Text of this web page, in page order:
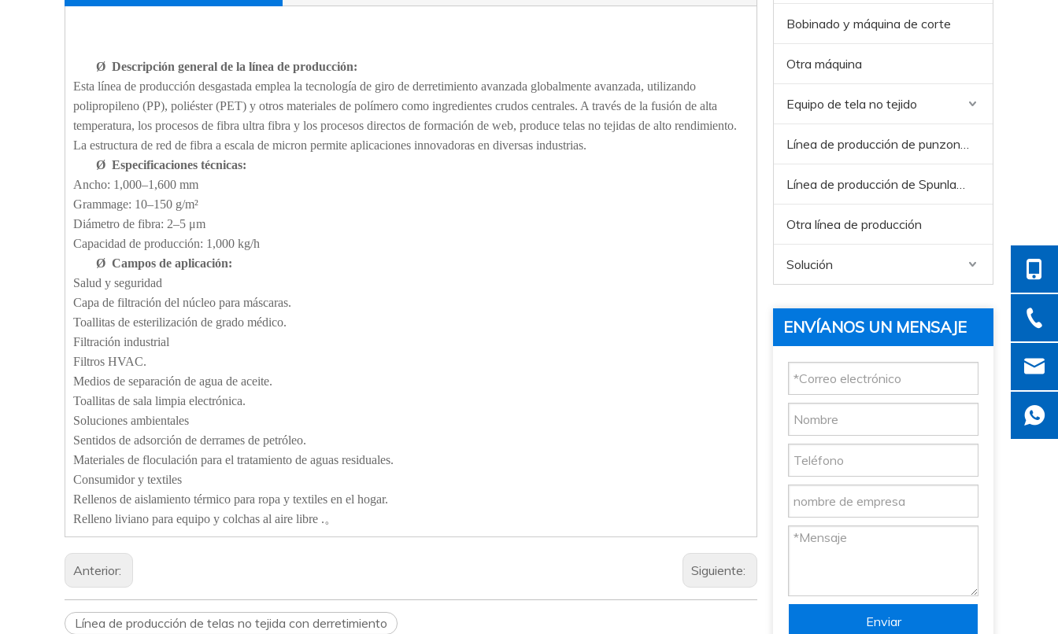
Ø Descripción general de la línea de producción:
Esta línea de producción desgastada emplea la tecnología de giro de derretimiento avanzada globalmente avanzada, utilizando
polipropileno (PP), poliéster (PET) y otros materiales de polímero como ingredientes crudos centrales. A través de la fusión de alta
temperatura, los procesos de fibra ultra fibra y los procesos directos de formación de web, produce telas no tejidas de alto rendimiento.
La estructura de red de fibra a escala de micron permite aplicaciones innovadoras en diversas industrias.
Ø Especificaciones técnicas:
Ancho: 1,000–1,600 mm
Grammage: 10–150 g/m²
Diámetro de fibra: 2–5 μm
Capacidad de producción: 1,000 kg/h
Ø Campos de aplicación:
Salud y seguridad
Capa de filtración del núcleo para máscaras.
Toallitas de esterilización de grado médico.
Filtración industrial
Filtros HVAC.
Medios de separación de agua de aceite.
Toallitas de sala limpia electrónica.
Soluciones ambientales
Sentidos de adsorción de derrames de petróleo.
Materiales de floculación para el tratamiento de aguas residuales.
Consumidor y textiles
Rellenos de aislamiento térmico para ropa y textiles en el hogar.
Relleno liviano para equipo y colchas al aire libre .。
Anterior: Siguiente:
Línea de producción de telas no tejida con derretimiento
Bobinado y máquina de corte
Otra máquina
Equipo de tela no tejido
Línea de producción de punzonos de aguja
Línea de producción de Spunlace
Otra línea de producción
Solución
ENVÍANOS UN MENSAJE
Enviar